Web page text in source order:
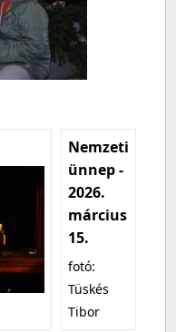
Nemzeti
ünnep -
2026.
március
15.
fotó:
Tüskés
Tibor